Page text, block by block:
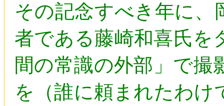
その記念すべき年に、
者である藤崎和喜氏を
間の常識の外部」で
を（誰に頼まれたわ